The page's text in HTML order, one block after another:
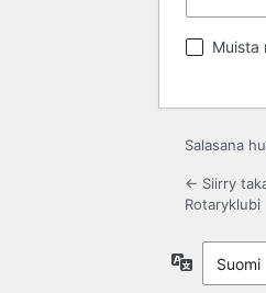
Muista
Salasana
← Siirry
Rotaryklubi
Kieli